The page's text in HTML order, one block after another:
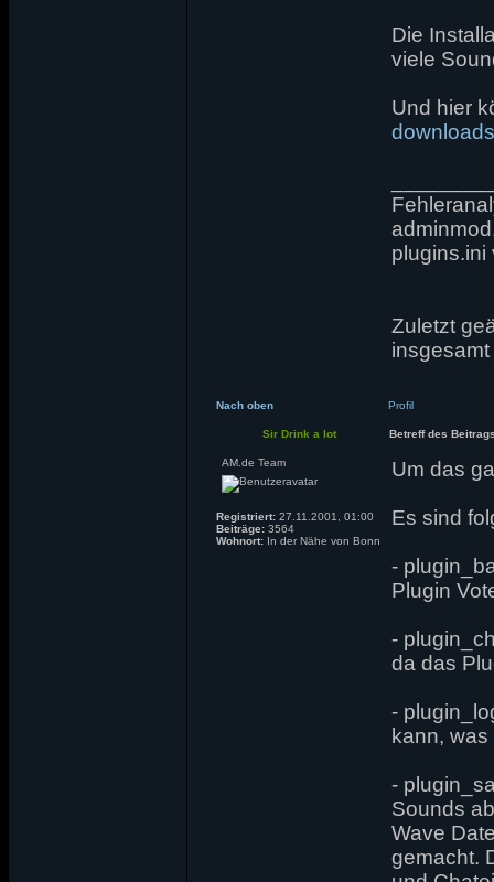
Die
viele
Und hier
Zuletzt
Nach oben Profil
Sir Drink a lot Betreff des
AM.de Team
Registriert: 27.11.2001, 01:00
Beiträge: 3564
Wohnort: In der Nähe von Bonn
Um das
Es sind
-
Plugin
-
da das
-
kann,
-
Sounds
Wave
gemacht.